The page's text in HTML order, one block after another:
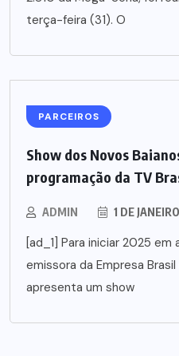
terça-feira (31). O
PARCEIROS
Show dos Novos
programação da TV
ADMIN 1 DE
[ad_1] Para iniciar 2025 em
emissora da Empresa
apresenta um show